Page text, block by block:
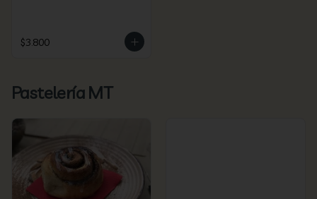
$3.800
Pastelería MT